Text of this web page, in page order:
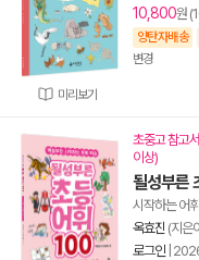
미리보기
10,800원
양탄자배송
변경
초중고 참고
이상)
될성부른
시작하는 어
옥효진 (지은
로그인